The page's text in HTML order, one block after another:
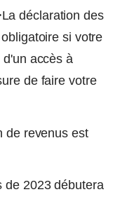
déclaration des
si votre
accès à
de faire votre
de revenus est
de 2023 débutera